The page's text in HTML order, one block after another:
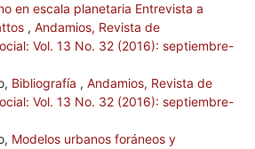
en escala planetaria Entrevista a
, Andamios, Revista de
Vol. 13 No. 32 (2016): septiembre-
Bibliografía , Andamios, Revista de
Vol. 13 No. 32 (2016): septiembre-
Modelos urbanos foráneos y